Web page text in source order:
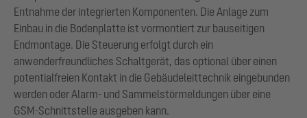
Entnahme der integrierten Komponenten. Die Anlage zum
Einbau in die Bodenplatte ist vormontiert zur bauseitigen
Endmontage. Die Steuerung erfolgt durch ein
anwenderfreundliches Schaltgerät, das optional über einen
potentialfreien Kontakt in die Gebäudeleittechnik eingebunden
werden oder Alarm- und Sammelstörmeldungen über eine
GSM-Schnittstelle ausgeben kann.